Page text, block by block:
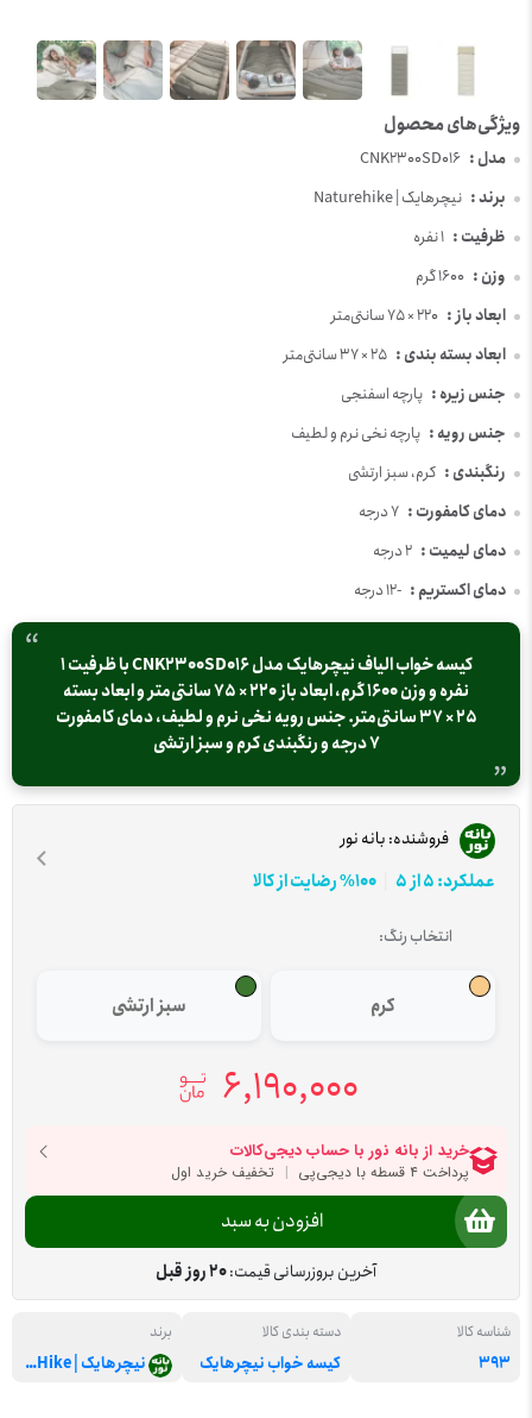
مدل : CNK2300SD016
برند : نیچرهایک | Naturehike
ظرفیت : 1 نفره
وزن : 1600 گرم
ابعاد باز : 220 × 75 سانتی‌متر
ابعاد بسته بندی : 25 × 37 سانتی‌متر
جنس زیره : پارچه اسفنجی
جنس رویه : پارچه نخی نرم و لطیف
رنگبندی : کرم، سبز ارتشی
دمای کامفورت : 7 درجه
دمای لیمیت : 2 درجه
دمای اکستریم : -12 درجه
کیسه خواب الیاف نیچرهایک مدل CNK2300SD016 با ظرفیت 1
نفره و وزن 1600 گرم، ابعاد باز 220 × 75 سانتی‌متر و ابعاد بسته
25 × 37 سانتی‌متر. جنس رویه نخی نرم و لطیف، دمای کامفورت
7 درجه و رنگبندی کرم و سبز ارتشی
فروشنده:بانه نور
عملکرد: 5 از 5
100% رضایت از کالا
انتخاب رنگ:
کرم سبز ارتشی
6,190,000
افزودن به سبد
آخرین بروزرسانی قیمت:20 روز قبل
شناسه کالا
393
دسته بندی کالا
کیسه خواب نیچرهایک
برند
نیچرهایک | NatureHike